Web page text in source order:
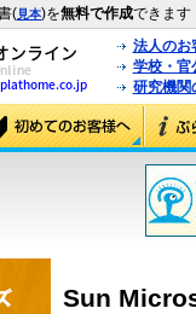
(見本)を無料で作成できます
法人のお
学校・官
研究機関
Sun